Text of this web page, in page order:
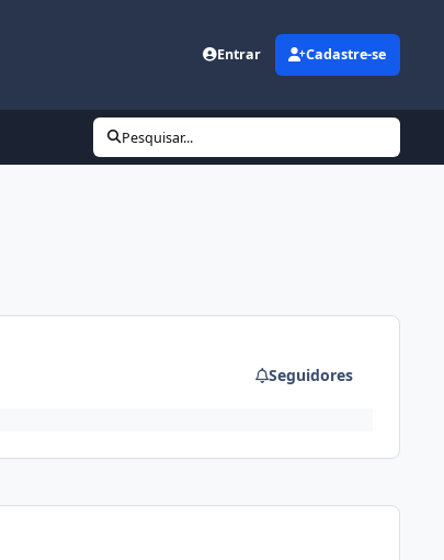
Entrar Cadastre-se
Pesquisar...
Seguidores